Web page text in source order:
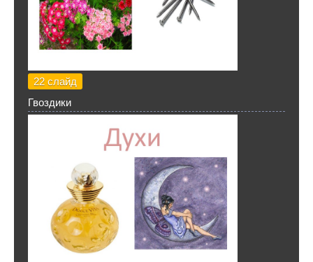
22 слайд
Гвоздики